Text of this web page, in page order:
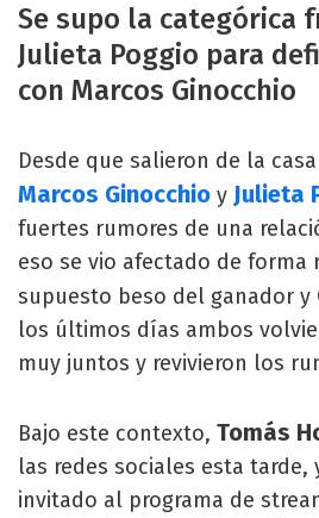
Se supo la categórica
Julieta Poggio para
con Marcos Ginocchio
Desde que salieron de la
Marcos Ginocchio y Julieta
fuertes rumores de una
eso se vio afectado de forma
supuesto beso del ganador y
los últimos días ambos
muy juntos y revivieron los
Bajo este contexto, Tomás
las redes sociales esta tarde,
invitado al programa de